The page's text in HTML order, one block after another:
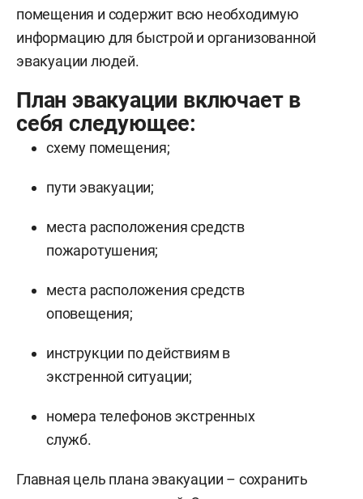
помещения и содержит всю необходимую
информацию для быстрой и организованной
эвакуации людей.
План эвакуации включает в
себя следующее:
схему помещения;
пути эвакуации;
места расположения средств
пожаротушения;
места расположения средств
оповещения;
инструкции по действиям в
экстренной ситуации;
номера телефонов экстренных
служб.
Главная цель плана эвакуации – сохранить